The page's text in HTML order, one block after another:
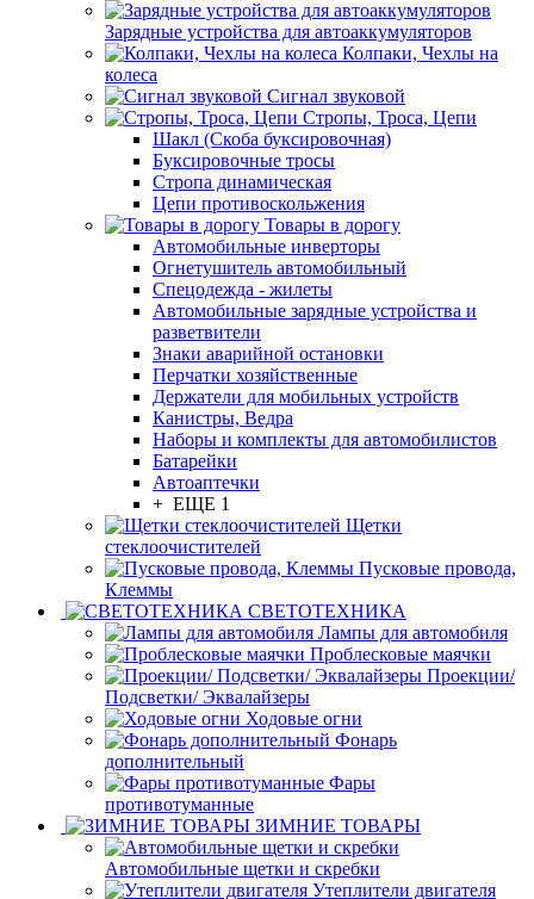
Зарядные устройства для автоаккумуляторов
Колпаки, Чехлы на
колеса
Сигнал звуковой
Стропы, Троса, Цепи
Шакл (Скоба буксировочная)
Буксировочные тросы
Стропа динамическая
Цепи противоскольжения
Товары в дорогу
Автомобильные инверторы
Огнетушитель автомобильный
Спецодежда - жилеты
Автомобильные зарядные устройства и
разветвители
Знаки аварийной остановки
Перчатки хозяйственные
Держатели для мобильных устройств
Канистры, Ведра
Наборы и комплекты для автомобилистов
Батарейки
Автоаптечки
+ ЕЩЕ 1
Щетки
стеклоочистителей
Пусковые провода,
Клеммы
СВЕТОТЕХНИКА
Лампы для автомобиля
Проблесковые маячки
Проекции/
Подсветки/ Эквалайзеры
Ходовые огни
Фонарь
дополнительный
Фары
противотуманные
ЗИМНИЕ ТОВАРЫ
Автомобильные щетки и скребки
Утеплители двигателя